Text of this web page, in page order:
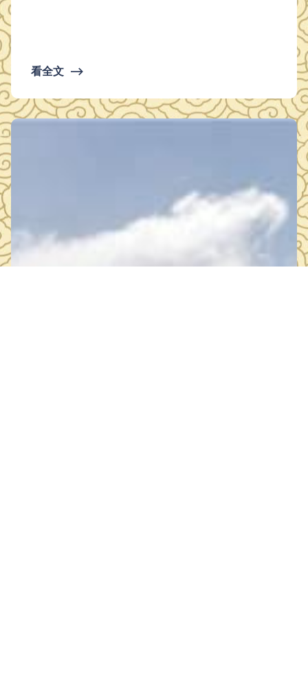
看全文 ⟶